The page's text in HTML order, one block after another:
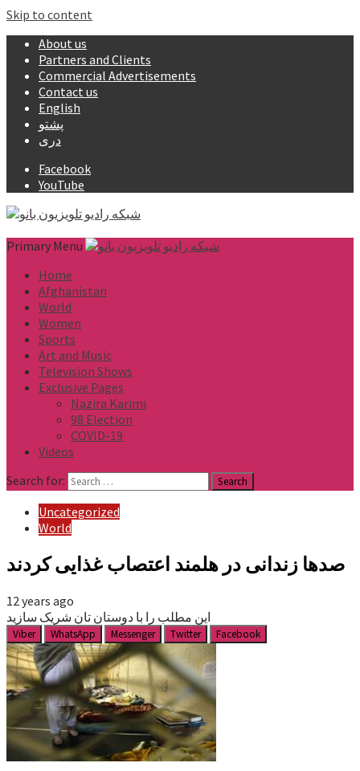
Skip to content
About us
Partners and Clients
Commercial Advertisements
Contact us
English
پشتو
دری
Facebook
YouTube
Primary Menu
Home
Afghanistan
World
Women
Sports
Art and Music
Television Shows
Exclusive Pages
Nazira Karimi
98 Election
COVID-19
Videos
Search for:
Uncategorized
World
صدها زندانی در هلمند اعتصاب غذایی کردند
12 years ago
این مطلب را با دوستان تان شریک سازید
Viber WhatsApp Messenger Twitter Facebook